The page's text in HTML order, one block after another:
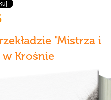
"Mistrza i
w Krośnie